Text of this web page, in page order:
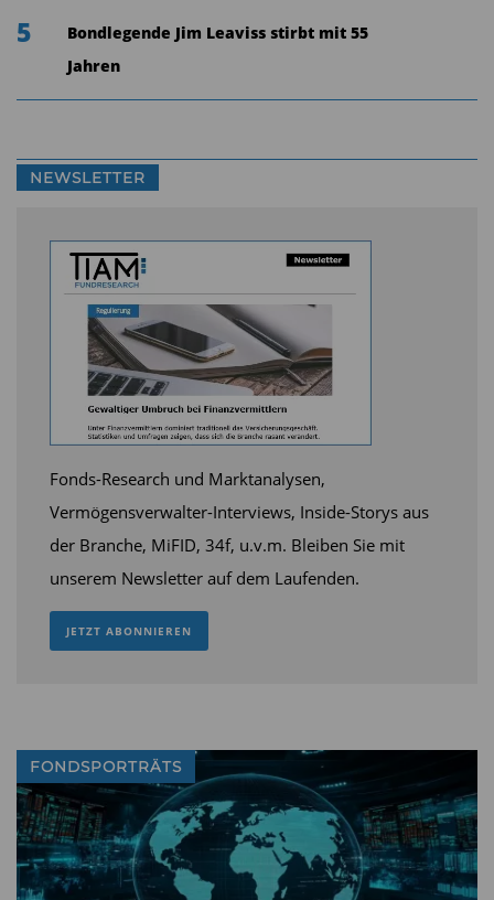
5
Bondlegende Jim Leaviss stirbt mit 55
Jahren
NEWSLETTER
Fonds-Research und Marktanalysen,
Vermögensverwalter-Interviews, Inside-Storys aus
der Branche, MiFID, 34f, u.v.m. Bleiben Sie mit
unserem Newsletter auf dem Laufenden.
JETZT ABONNIEREN
FONDSPORTRÄTS